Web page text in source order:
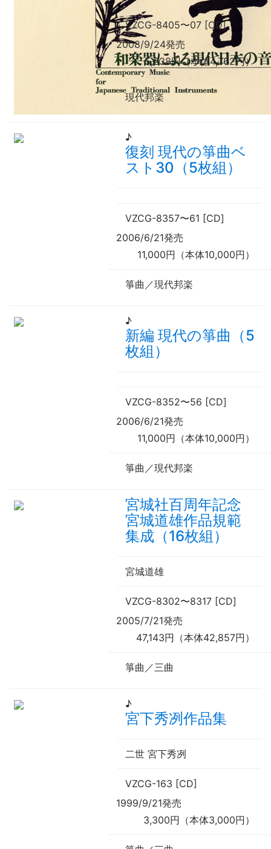
VZCG-8405〜07 [CD]
2008/9/24発売
5,238円（本体4,762円）
現代邦楽
♪
復刻 現代の箏曲ベ
スト30（5枚組）
VZCG-8357〜61 [CD]
2006/6/21発売
11,000円（本体10,000円）
箏曲／現代邦楽
♪
新編 現代の箏曲（5
枚組）
VZCG-8352〜56 [CD]
2006/6/21発売
11,000円（本体10,000円）
箏曲／現代邦楽
宮城社百周年記念
宮城道雄作品規範
集成（16枚組）
宮城道雄
VZCG-8302〜8317 [CD]
2005/7/21発売
47,143円（本体42,857円）
箏曲／三曲
♪
宮下秀冽作品集
二世 宮下秀冽
VZCG-163 [CD]
1999/9/21発売
3,300円（本体3,000円）